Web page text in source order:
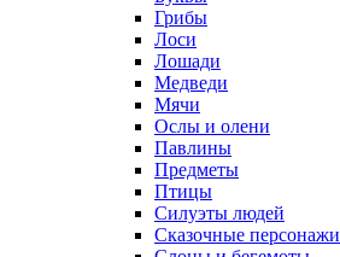
Грибы
Лоси
Лошади
Медведи
Мячи
Ослы и олени
Павлины
Предметы
Птицы
Силуэты людей
Сказочные персонажи